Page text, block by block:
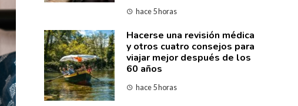
hace 5 horas
Hacerse una revisión médica
y otros cuatro consejos para
viajar mejor después de los
60 años
hace 5 horas